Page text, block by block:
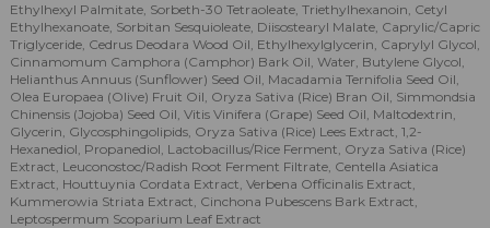
Ethylhexyl Palmitate, Sorbeth-30 Tetraoleate, Triethylhexanoin, Cetyl
Ethylhexanoate, Sorbitan Sesquioleate, Diisostearyl Malate, Caprylic/Capric
Triglyceride, Cedrus Deodara Wood Oil, Ethylhexylglycerin, Caprylyl Glycol,
Cinnamomum Camphora (Camphor) Bark Oil, Water, Butylene Glycol,
Helianthus Annuus (Sunflower) Seed Oil, Macadamia Ternifolia Seed Oil,
Olea Europaea (Olive) Fruit Oil, Oryza Sativa (Rice) Bran Oil, Simmondsia
Chinensis (Jojoba) Seed Oil, Vitis Vinifera (Grape) Seed Oil, Maltodextrin,
Glycerin, Glycosphingolipids, Oryza Sativa (Rice) Lees Extract, 1,2-
Hexanediol, Propanediol, Lactobacillus/Rice Ferment, Oryza Sativa (Rice)
Extract, Leuconostoc/Radish Root Ferment Filtrate, Centella Asiatica
Extract, Houttuynia Cordata Extract, Verbena Officinalis Extract,
Kummerowia Striata Extract, Cinchona Pubescens Bark Extract,
Leptospermum Scoparium Leaf Extract